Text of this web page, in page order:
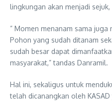
lingkungan akan menjadi
” Momen menanam sama
Pohon yang sudah ditanam
sudah besar dapat
masyarakat,” tandas Danramil.
Hal ini, sekaligus untuk
telah dicanangkan oleh